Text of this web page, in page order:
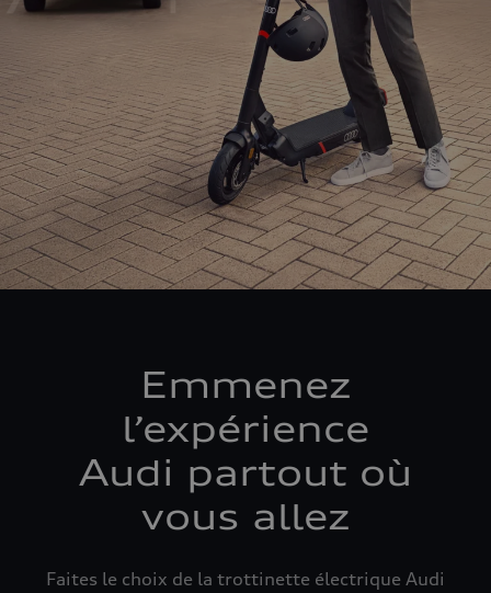
Emmenez
l’expérience
Audi partout où
vous allez
Faites le choix de la trottinette électrique Audi